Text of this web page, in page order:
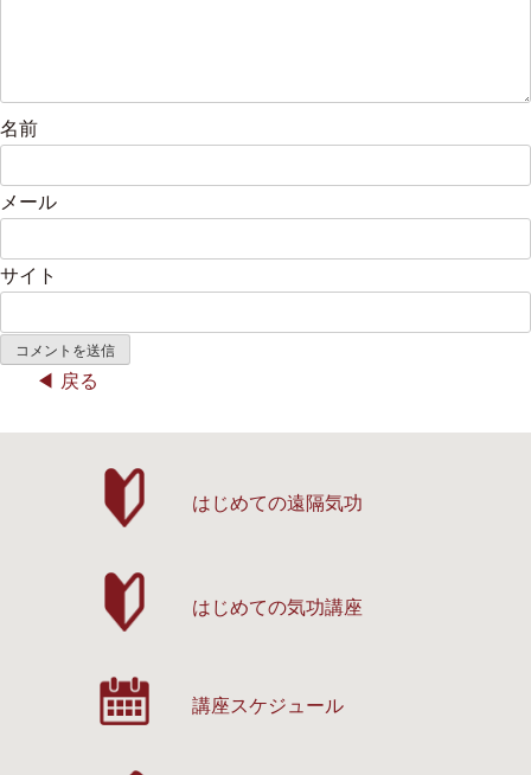
名前
メール
サイト
戻る
はじめての遠隔気功
はじめての気功講座
講座スケジュール